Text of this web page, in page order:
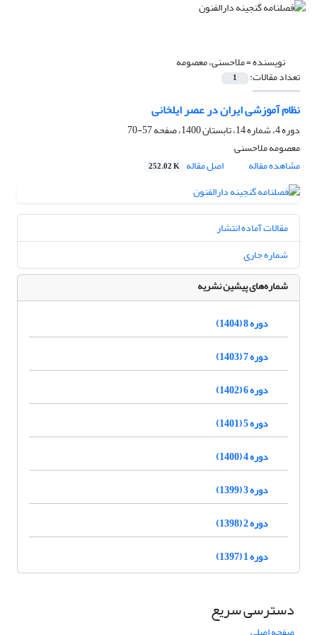
نویسنده =ملاحسنی، معصومه
تعداد مقالات: 1
نظام آموزشی ایران در عصر ایلخانی
دوره 4، شماره 14، تابستان 1400، صفحه
57-70
معصومه ملاحسنی
مشاهده مقاله
اصل مقاله 252.02 K
مقالات آماده انتشار
شماره جاری
شماره‌های پیشین نشریه
دوره 8 (1404)
دوره 7 (1403)
دوره 6 (1402)
دوره 5 (1401)
دوره 4 (1400)
دوره 3 (1399)
دوره 2 (1398)
دوره 1 (1397)
دسترسی سریع